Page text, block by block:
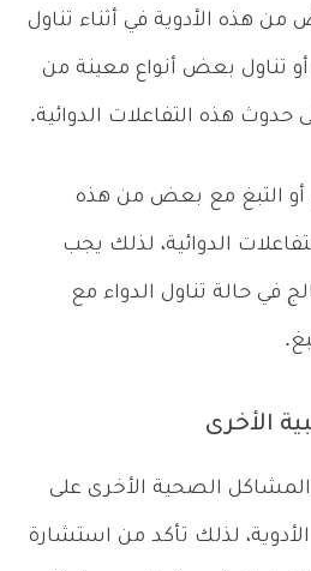
هذه الأدوية في أثناء تناول
أو تناول بعض أنواع معينة من
حدوث هذه التفاعلات الدوائية.
أو التبغ مع بعض من هذه
الدوائية، لذلك يجب
في حالة تناول الدواء مع
الأخرى
الصحية الأخرى على
لذلك تأكد من استشارة